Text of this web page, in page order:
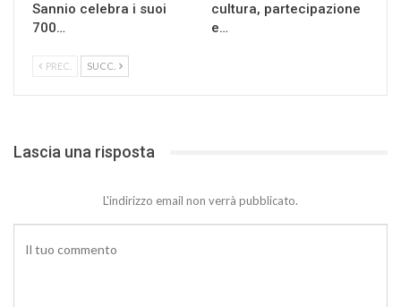
Sannio celebra i suoi
700…
cultura, partecipazione
e…
PREC. SUCC.
Lascia una risposta
L'indirizzo email non verrà pubblicato.